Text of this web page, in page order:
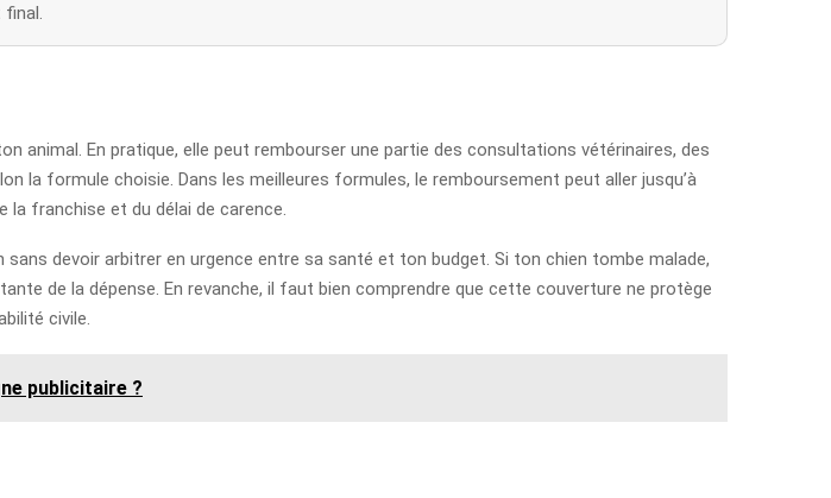
animal. En pratique, elle peut rembourser une partie des consultations vétérinaires, des
la formule choisie. Dans les meilleures formules, le remboursement peut aller jusqu’à
la franchise et du délai de carence.
devoir arbitrer en urgence entre sa santé et ton budget. Si ton chien tombe malade,
de la dépense. En revanche, il faut bien comprendre que cette couverture ne protège
civile.
publicitaire ?